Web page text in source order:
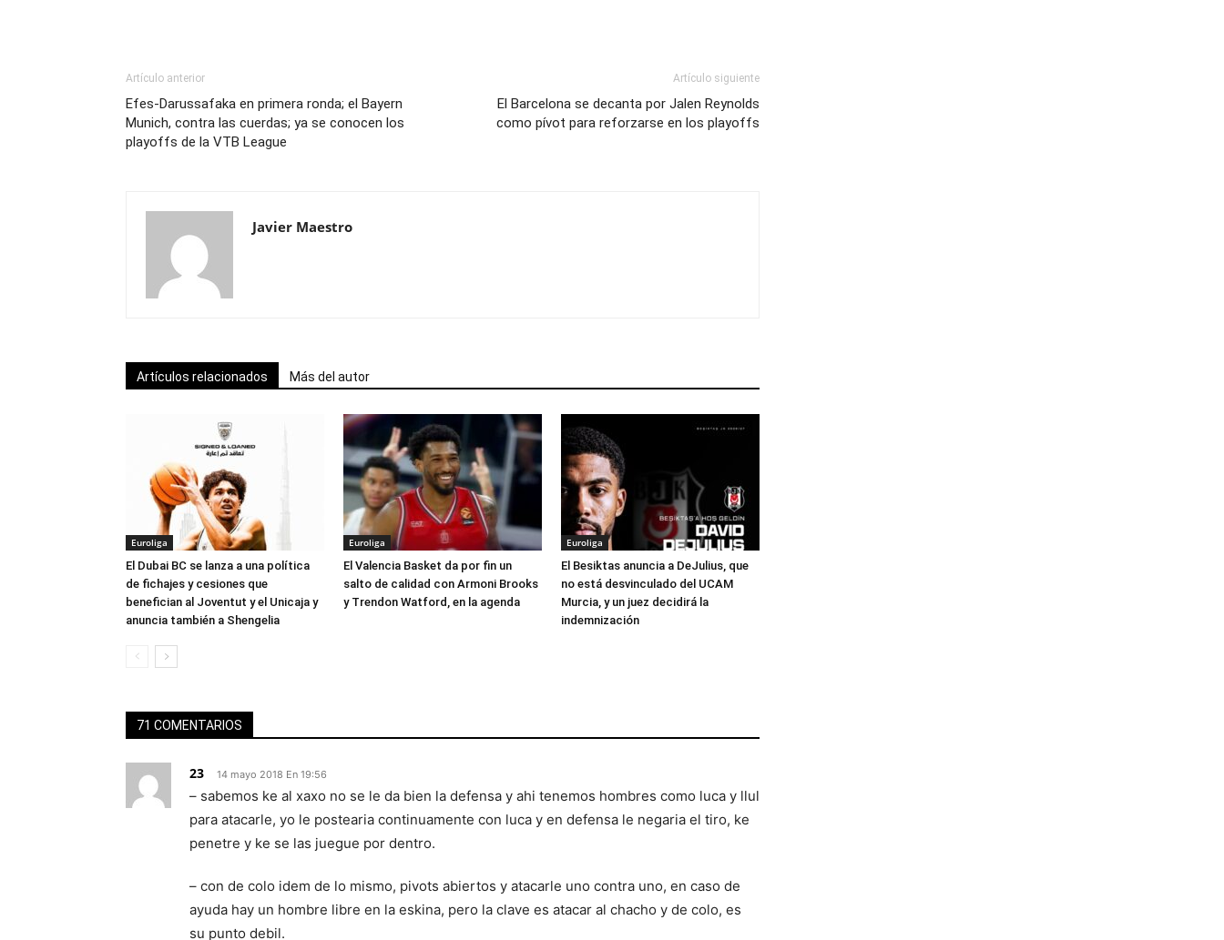
Artículo anterior
Efes-Darussafaka en primera ronda; el Bayern
Munich, contra las cuerdas; ya se conocen los
playoffs de la VTB League
Artículo siguiente
El Barcelona se decanta por Jalen Reynolds
como pívot para reforzarse en los playoffs
Javier Maestro
Artículos relacionados Más del autor
Euroliga
El Dubai BC se lanza a una política
de fichajes y cesiones que
benefician al Joventut y el Unicaja y
anuncia también a Shengelia
Euroliga
El Valencia Basket da por fin un
salto de calidad con Armoni Brooks
y Trendon Watford, en la agenda
Euroliga
El Besiktas anuncia a DeJulius, que
no está desvinculado del UCAM
Murcia, y un juez decidirá la
indemnización
71 COMENTARIOS
23 14 mayo 2018 En 19:56
– sabemos ke al xaxo no se le da bien la defensa y ahi tenemos hombres como luca y llul
para atacarle, yo le postearia continuamente con luca y en defensa le negaria el tiro, ke
penetre y ke se las juegue por dentro.
– con de colo idem de lo mismo, pivots abiertos y atacarle uno contra uno, en caso de
ayuda hay un hombre libre en la eskina, pero la clave es atacar al chacho y de colo, es
su punto debil.